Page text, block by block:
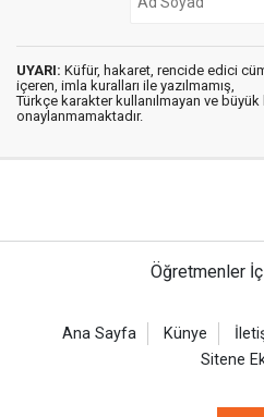
UYARI: Küfür, hakaret, rencide edici
içeren, imla kuralları ile yazılmamış,
Türkçe karakter kullanılmayan ve büyük
onaylanmamaktadır.
Öğretmenler
Ana Sayfa Künye
Sitene